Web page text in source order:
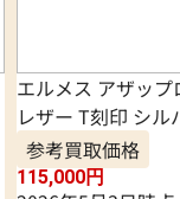
エルメス アザッ
レザー T刻印 シル
参考買取価格
115,000円